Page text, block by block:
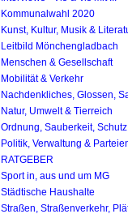
Kommunalwahl 2020
Kunst, Kultur, Musik &
Leitbild Mönchengladbach
Menschen & Gesellschaft
Mobilität & Verkehr
Nachdenkliches, Glossen,
Natur, Umwelt & Tierreich
Ordnung, Sauberkeit,
Politik, Verwaltung &
RATGEBER
Sport in, aus und um MG
Städtische Haushalte
Straßen, Straßenverkehr,